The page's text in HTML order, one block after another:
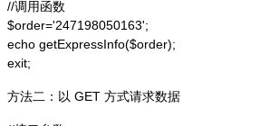
//调用函数
$order='247198050163';
echo getExpressInfo($order);
exit;
方法二：以 GET 方式请求数据